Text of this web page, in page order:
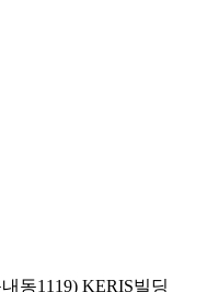
동1119) KERIS빌딩